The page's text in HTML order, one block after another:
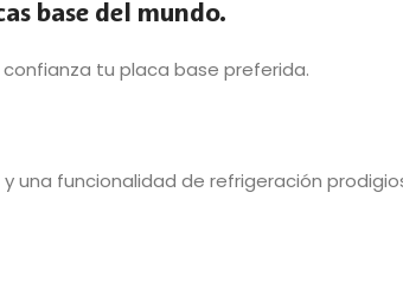
base del mundo.
tu placa base preferida.
una funcionalidad de refrigeración